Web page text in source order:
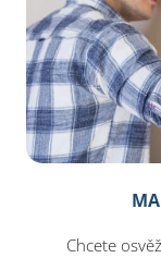
Chcete